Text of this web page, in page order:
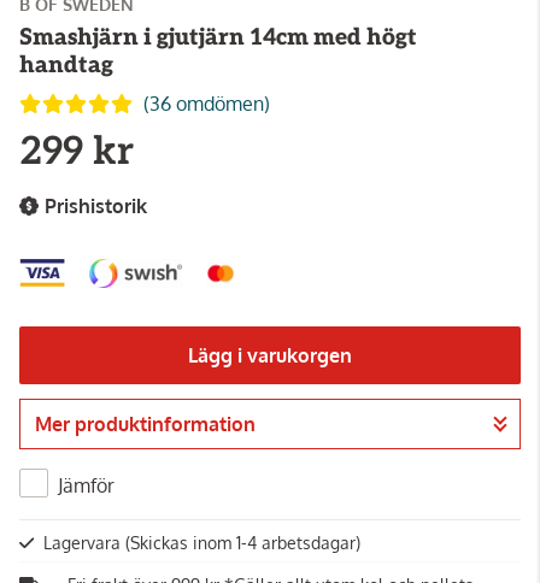
B OF SWEDEN
Smashjärn i gjutjärn 14cm med högt
handtag
(36 omdömen)
299 kr
Prishistorik
Lägg i varukorgen
Gå till kassan
Mer produktinformation
Jämför
Lagervara (Skickas inom 1-4 arbetsdagar)